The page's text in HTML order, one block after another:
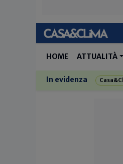
HOME ATTUALITÀ
In evidenza